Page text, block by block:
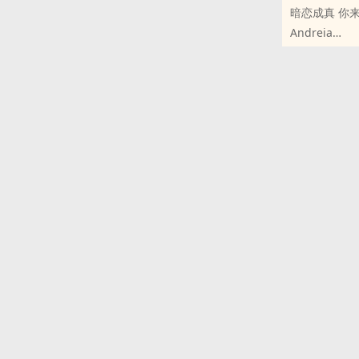
高冷闷骚上
不变态！！！
暗恋成真 你
Andreia